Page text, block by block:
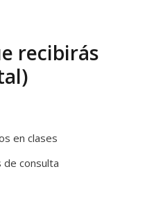
recibirás
en clases
de consulta